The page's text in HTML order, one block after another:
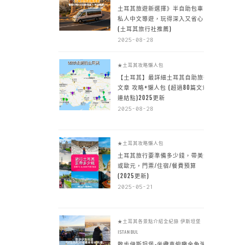
土耳其旅遊新選擇》半自助包車 +
私人中文導遊，玩得深入又省心
(土耳其旅行社推薦)
2025-08-28
★土耳其攻略懶人包
【土耳其】最詳細土耳其自助旅行
文章 攻略+懶人包 (超過80篇文章~
連結點)2025更新
2025-08-28
★土耳其攻略懶人包
土耳其旅行要準備多少錢，帶美金
或歐元，門票/住宿/餐費預算
(2025更新)
2025-05-21
★土耳其各景點介紹全紀錄 伊斯坦堡
ISTANBUL